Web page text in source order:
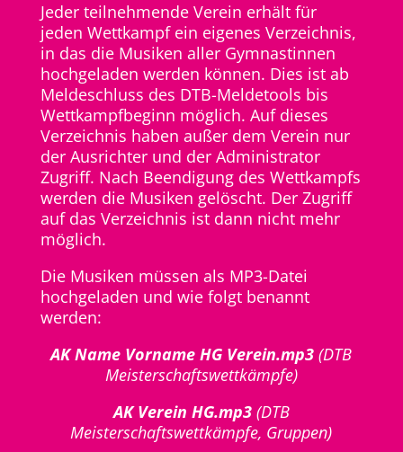
Jeder teilnehmende Verein erhält für
jeden Wettkampf ein eigenes Verzeichnis,
in das die Musiken aller Gymnastinnen
hochgeladen werden können. Dies ist ab
Meldeschluss des DTB-Meldetools bis
Wettkampfbeginn möglich. Auf dieses
Verzeichnis haben außer dem Verein nur
der Ausrichter und der Administrator
Zugriff. Nach Beendigung des Wettkampfs
werden die Musiken gelöscht. Der Zugriff
auf das Verzeichnis ist dann nicht mehr
möglich.
Die Musiken müssen als MP3-Datei
hochgeladen und wie folgt benannt
werden:
AK Name Vorname HG Verein.mp3 (DTB
Meisterschaftswettkämpfe)
AK Verein HG.mp3 (DTB
Meisterschaftswettkämpfe, Gruppen)